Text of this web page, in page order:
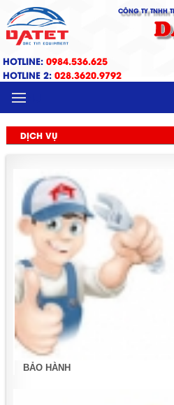
CÔNG TY TNHH
HOTLINE: 0984.536.625
HOTLINE 2: 028.3620.9792
MENU
DỊCH VỤ
BẢO HÀNH